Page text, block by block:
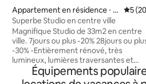
Appartement en résidence ⋅ C
ompiègne
5
Superbe Studio en centre ville
Magnifique Studio de 33m2 en centre
ville. 7jours ou plus -20% 28jours ou plus
-30% -Entièrement rénové, très
lumineux, lumières traversantes et
logement sur équipé. -Petit déjeuner
inclus pour votre première nuit. -Lit
Équipements